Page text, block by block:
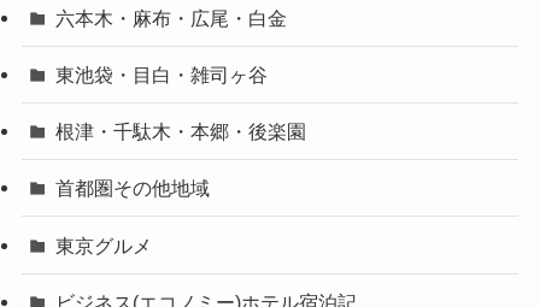
六本木・麻布・広尾・白金
東池袋・目白・雑司ヶ谷
根津・千駄木・本郷・後楽園
首都圏その他地域
東京グルメ
ビジネス(エコノミー)ホテル宿泊記